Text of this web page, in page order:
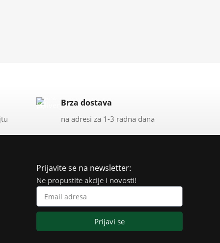
Brza dostava
na adresi za 1-3 radna dana
Prijavite se na newsletter:
Ne propustite akcije i novosti!
Prijavi se